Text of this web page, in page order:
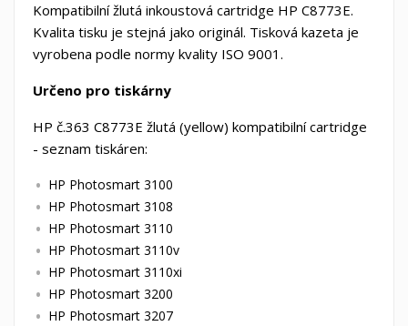
Kompatibilní žlutá inkoustová cartridge HP C8773E.
Kvalita tisku je stejná jako originál. Tisková kazeta je
vyrobena podle normy kvality ISO 9001.
Určeno pro tiskárny
HP č.363 C8773E žlutá (yellow) kompatibilní cartridge
- seznam tiskáren:
HP Photosmart 3100
HP Photosmart 3108
HP Photosmart 3110
HP Photosmart 3110v
HP Photosmart 3110xi
HP Photosmart 3200
HP Photosmart 3207